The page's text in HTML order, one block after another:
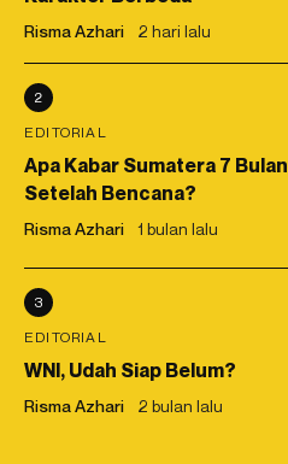
Risma Azhari 2 hari lalu
2
EDITORIAL
Apa Kabar Sumatera 7 Bulan
Setelah Bencana?
Risma Azhari 1 bulan lalu
3
EDITORIAL
WNI, Udah Siap Belum?
Risma Azhari 2 bulan lalu